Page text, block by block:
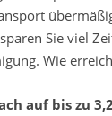
Sie viel
Wie
auf bis zu